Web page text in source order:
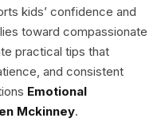
kids’ confidence and
toward compassionate
practical tips that
and consistent
Emotional
Mckinney.